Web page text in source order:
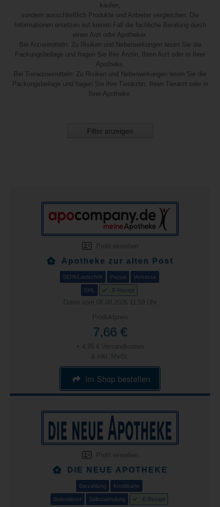
kaufen,
sondern ausschließlich Produkte und Anbieter vergleichen. Die
Informationen ersetzen auf keinen Fall die fachliche Beratung durch
einen Arzt oder Apotheker.
Bei Arzneimitteln: Zu Risiken und Nebenwirkungen lesen Sie die
Packungsbeilage und fragen Sie Ihre Ärztin, Ihren Arzt oder in Ihrer
Apotheke.
Bei Tierarzneimitteln: Zu Risiken und Nebenwirkungen lesen Sie die
Packungsbeilage und fragen Sie Ihre Tierärztin, Ihren Tierarzt oder in
Ihrer Apotheke.
Filter anzeigen
Profil einsehen
Apotheke zur alten Post
SEPA/Lastschrift Paypal Vorkasse
DHL E-Rezept
Daten vom 08.08.2026 11:59 Uhr
Produktpreis
7,66 €
+ 4,95 € Versandkosten
& inkl. MwSt.
im Shop bestellen
Profil einsehen
DIE NEUE APOTHEKE
Barzahlung Kreditkarte
Botendienst Selbstabholung E-Rezept